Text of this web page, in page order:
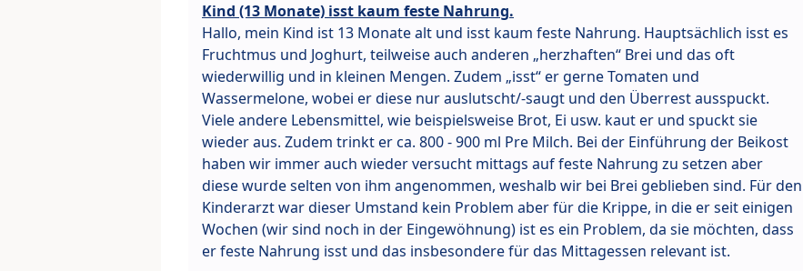
Kind (13 Monate) isst kaum feste Nahrung.
Hallo, mein Kind ist 13 Monate alt und isst kaum feste Nahrung. Hauptsächlich isst es
Fruchtmus und Joghurt, teilweise auch anderen „herzhaften“ Brei und das oft
wiederwillig und in kleinen Mengen. Zudem „isst“ er gerne Tomaten und
Wassermelone, wobei er diese nur auslutscht/-saugt und den Überrest ausspuckt.
Viele andere Lebensmittel, wie beispielsweise Brot, Ei usw. kaut er und spuckt sie
wieder aus. Zudem trinkt er ca. 800 - 900 ml Pre Milch. Bei der Einführung der Beikost
haben wir immer auch wieder versucht mittags auf feste Nahrung zu setzen aber
diese wurde selten von ihm angenommen, weshalb wir bei Brei geblieben sind. Für den
Kinderarzt war dieser Umstand kein Problem aber für die Krippe, in die er seit einigen
Wochen (wir sind noch in der Eingewöhnung) ist es ein Problem, da sie möchten, dass
er feste Nahrung isst und das insbesondere für das Mittagessen relevant ist.